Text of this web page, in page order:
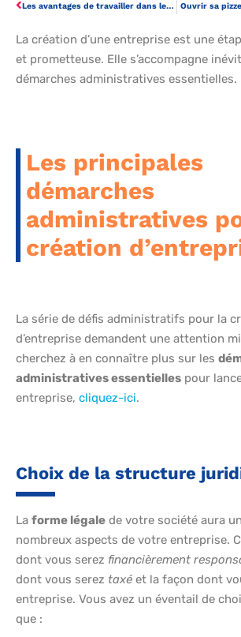
Les avantages de travailler dans les espaces de coworking à Paris Ouvrir sa
La création d’une entreprise est une
et prometteuse. Elle s’accompagne
démarches administratives essentielles.
Les principales
démarches
administratives
création
La série de défis administratifs pour la
d’entreprise demandent une attention
cherchez à en connaître plus sur les
administratives essentielles pour
entreprise, cliquez-ici.
Choix de la structure
La forme légale de votre société aura
nombreux aspects de votre entreprise.
dont vous serez financièrement
dont vous serez taxé et la façon dont
entreprise. Vous avez un éventail de
que :